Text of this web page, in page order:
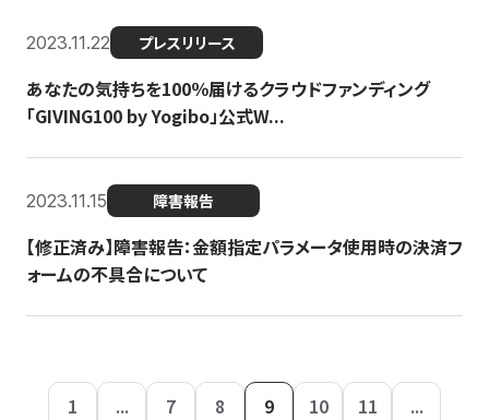
2023.11.22 プレスリリース
あなたの気持ちを100％届けるクラウドファンディング
「GIVING100 by Yogibo」公式W...
2023.11.15 障害報告
【修正済み】障害報告：金額指定パラメータ使用時の決済フ
ォームの不具合について
1 ... 7 8 9 10 11
...